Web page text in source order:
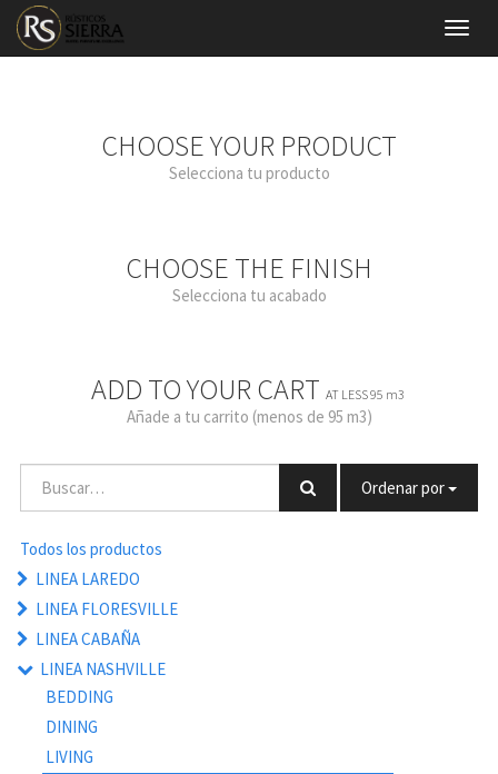
Menú
de
CHOOSE YOUR PRODUCT
Selecciona tu producto
CHOOSE THE FINISH
Selecciona tu acabado
ADD TO YOUR CART AT LESS 95 m3
Añade a tu carrito (menos de 95 m3)
Ordenar por
Todos los productos
LINEA LAREDO
LINEA FLORESVILLE
LINEA CABAÑA
LINEA NASHVILLE
BEDDING
DINING
LIVING